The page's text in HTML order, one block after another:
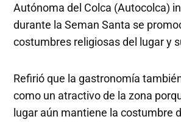
Autónoma del Colca (Autocolca)
durante la Seman Santa se
costumbres religiosas del lugar y
Refirió que la gastronomía
como un atractivo de la zona
lugar aún mantiene la costumbre